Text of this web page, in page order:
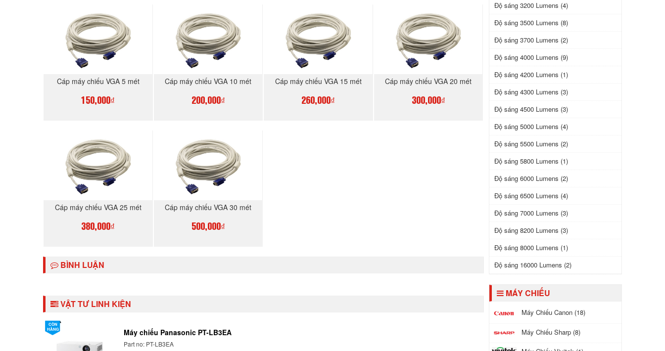
Cáp máy chiếu VGA 5 mét
150,000₫
Cáp máy chiếu VGA 10 mét
200,000₫
Cáp máy chiếu VGA 15 mét
260,000₫
Cáp máy chiếu VGA 20 mét
300,000₫
Cáp máy chiếu VGA 25 mét
380,000₫
Cáp máy chiếu VGA 30 mét
500,000₫
BÌNH LUẬN
VẬT TƯ LINH KIỆN
CÒN
HÀNG
Máy chiếu Panasonic PT-LB3EA
Part no: PT-LB3EA
Độ sáng 3200 Lumens (4)
Độ sáng 3500 Lumens (8)
Độ sáng 3700 Lumens (2)
Độ sáng 4000 Lumens (9)
Độ sáng 4200 Lumens (1)
Độ sáng 4300 Lumens (3)
Độ sáng 4500 Lumens (3)
Độ sáng 5000 Lumens (4)
Độ sáng 5500 Lumens (2)
Độ sáng 5800 Lumens (1)
Độ sáng 6000 Lumens (2)
Độ sáng 6500 Lumens (4)
Độ sáng 7000 Lumens (3)
Độ sáng 8200 Lumens (3)
Độ sáng 8000 Lumens (1)
Độ sáng 16000 Lumens (2)
MÁY CHIẾU
Máy Chiếu Canon (18)
Máy Chiếu Sharp (8)